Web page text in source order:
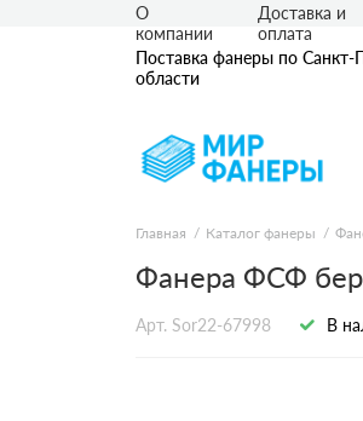
Поставка фанеры по Санкт-
области
Перейти в каталог
Продуктовые
линейки
По применению
О
компании
Доставка и
оплата
Главная Каталог фанеры
Фанера ФСФ
Арт. Sor22-67998 В